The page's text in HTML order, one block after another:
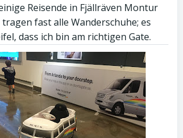
Reisende in Fjällräven Montur
fast alle Wanderschuhe; es
dass ich bin am richtigen Gate.